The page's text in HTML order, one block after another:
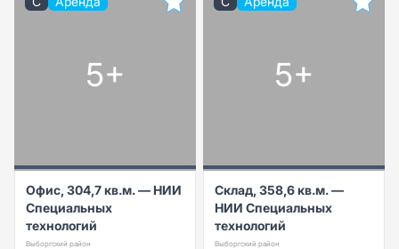
5+
Офис, 304,7 кв.м. — НИИ
Специальных
технологий
Выборгский район
5+
Склад, 358,6 кв.м. —
НИИ Специальных
технологий
Выборгский район